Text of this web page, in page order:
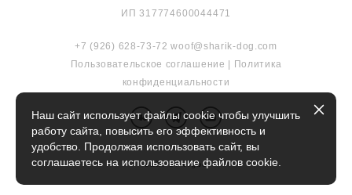
ИП 317774600044471
+7 (926) 628-73-72 woof@sharik-dog.com
Пользовательское соглашение | Политика
конфиденциальности
сайт от vigbo
Наш сайт использует файлы cookie чтобы улучшить
работу сайта, повысить его эффективность и
удобство. Продолжая использовать сайт, вы
соглашаетесь на использование файлов cookie.